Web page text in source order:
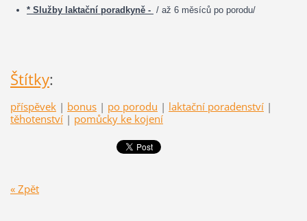
* Služby laktační poradkyně - / až 6 měsíců po porodu/
Štítky:
příspěvek | bonus | po porodu | laktační poradenství |
těhotenství | pomůcky ke kojení
« Zpět